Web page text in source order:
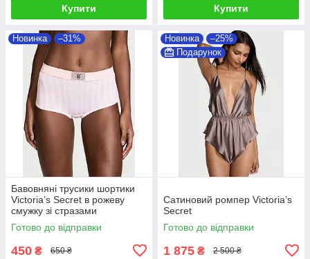
Купити Купити
Новинка –31%
Бавовняні трусики шортики
Victoria’s Secret в рожеву
смужку зі стразами
Готово до відправки
450 ₴ 650 ₴
Новинка
–25%
Подарунок
Сатиновий ромпер Victoria’s
Secret
Готово до відправки
1 875 ₴ 2 500 ₴